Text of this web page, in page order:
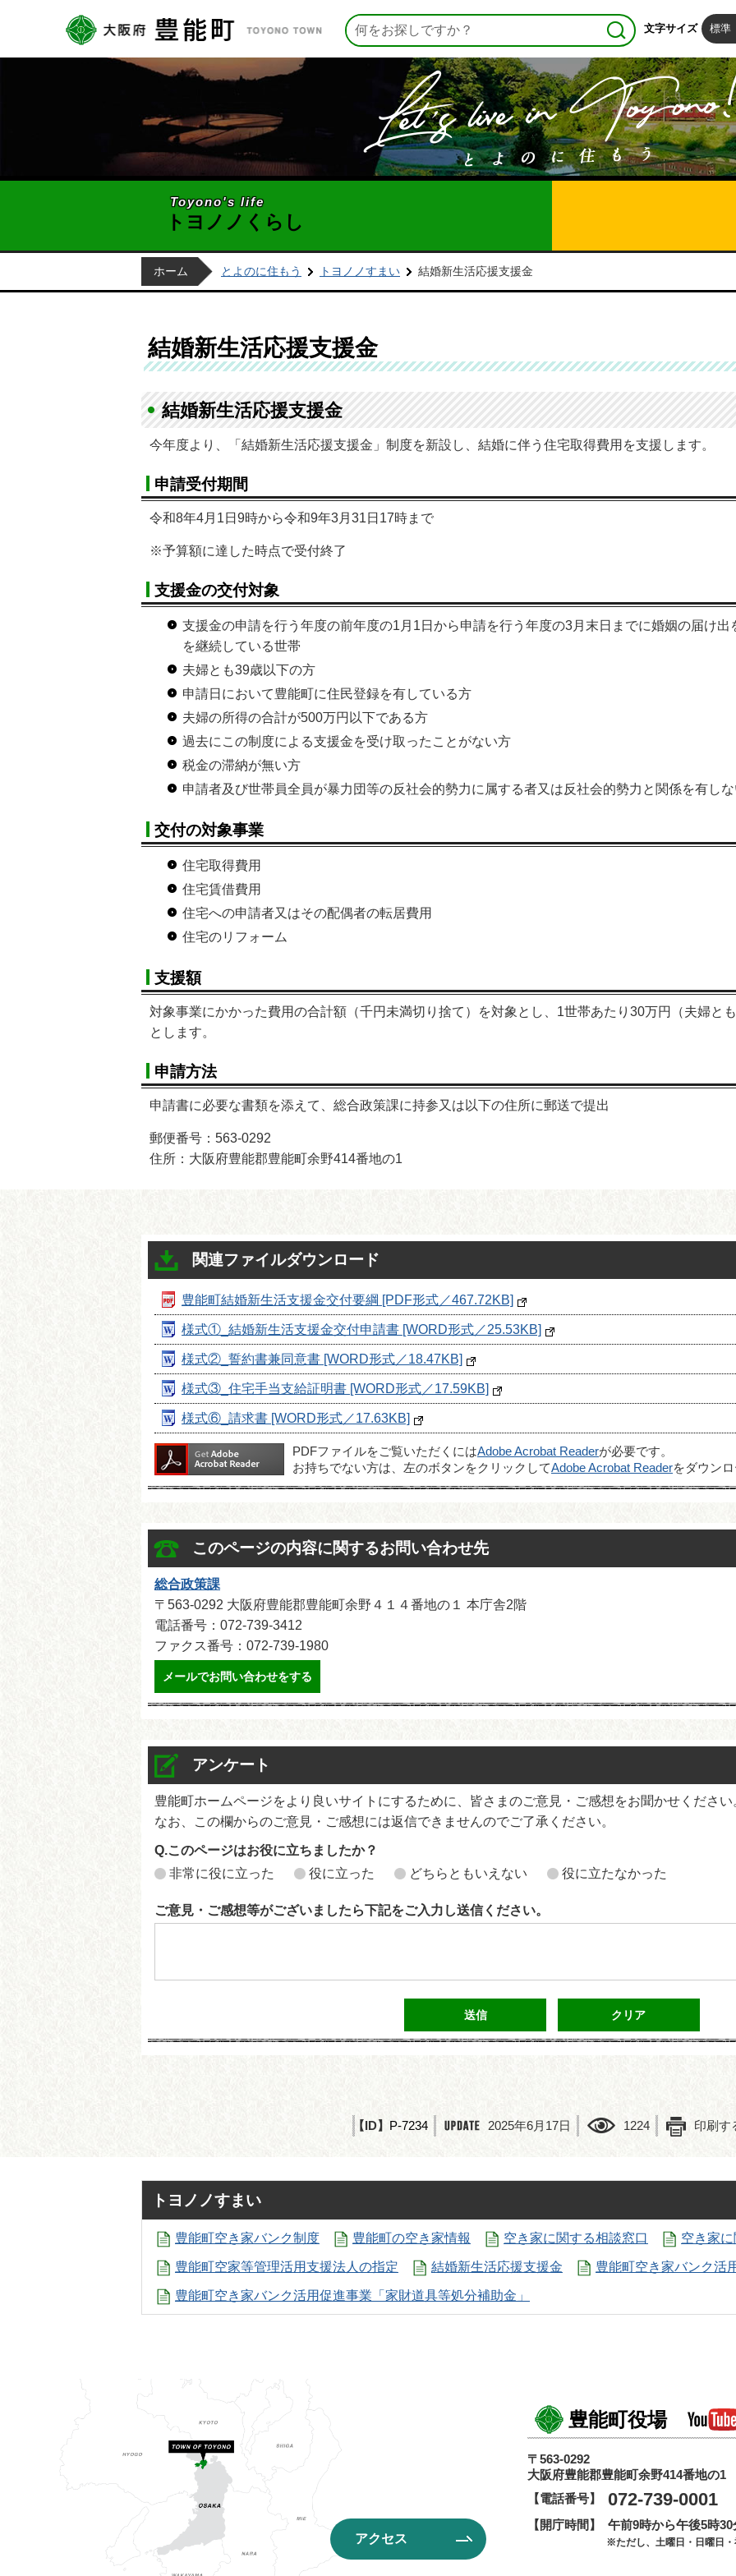
文字サイズ 標準
Toyono's life
トヨノノくらし
ホーム とよのに住もう トヨノノすまい 結婚新生活応援支援金
結婚新生活応援支援金
結婚新生活応援支援金
今年度より、「結婚新生活応援支援金」制度を新設し、結婚に伴う住宅取得費用を支援します。
申請受付期間
令和8年4月1日9時から令和9年3月31日17時まで
※予算額に達した時点で受付終了
支援金の交付対象
支援金の申請を行う年度の前年度の1月1日から申請を行う年度の3月末日までに婚姻の届け
を継続している世帯
夫婦とも39歳以下の方
申請日において豊能町に住民登録を有している方
夫婦の所得の合計が500万円以下である方
過去にこの制度による支援金を受け取ったことがない方
税金の滞納が無い方
申請者及び世帯員全員が暴力団等の反社会的勢力に属する者又は反社会的勢力と関係を有し
交付の対象事業
住宅取得費用
住宅賃借費用
住宅への申請者又はその配偶者の転居費用
住宅のリフォーム
支援額
対象事業にかかった費用の合計額（千円未満切り捨て）を対象とし、1世帯あたり30万円（夫婦と
とします。
申請方法
申請書に必要な書類を添えて、総合政策課に持参又は以下の住所に郵送で提出
郵便番号：563-0292
住所：大阪府豊能郡豊能町余野414番地の1
関連ファイルダウンロード
豊能町結婚新生活支援金交付要綱 [PDF形式／467.72KB]
様式①_結婚新生活支援金交付申請書 [WORD形式／25.53KB]
様式②_誓約書兼同意書 [WORD形式／18.47KB]
様式③_住宅手当支給証明書 [WORD形式／17.59KB]
様式⑥_請求書 [WORD形式／17.63KB]
PDFファイルをご覧いただくにはAdobe Acrobat Readerが必要です。
お持ちでない方は、左のボタンをクリックしてAdobe Acrobat Readerをダウン
このページの内容に関するお問い合わせ先
総合政策課
〒563-0292 大阪府豊能郡豊能町余野４１４番地の１ 本庁舎2階
電話番号：072-739-3412
ファクス番号：072-739-1980
メールでお問い合わせをする
アンケート
豊能町ホームページをより良いサイトにするために、皆さまのご意見・ご感想をお聞かせください
なお、この欄からのご意見・ご感想には返信できませんのでご了承ください。
Q.このページはお役に立ちましたか？
非常に役に立った
役に立った どちらともいえない 役に立たなかった
ご意見・ご感想等がございましたら下記をご入力し送信ください。
【ID】 P-7234 2025年6月17日 1224 印刷す
トヨノノすまい
豊能町空き家バンク制度 豊能町の空き家情報 空き家に関する相談窓口 空き家
豊能町空家等管理活用支援法人の指定 結婚新生活応援支援金 豊能町空き家バンク活
豊能町空き家バンク活用促進事業「家財道具等処分補助金」
アクセス
豊能町役場
〒563-0292
大阪府豊能郡豊能町余野414番地の1
【電話番号】
072-739-0001
【開庁時間】 午前9時から午後5時30
※ただし、土曜日・日曜日